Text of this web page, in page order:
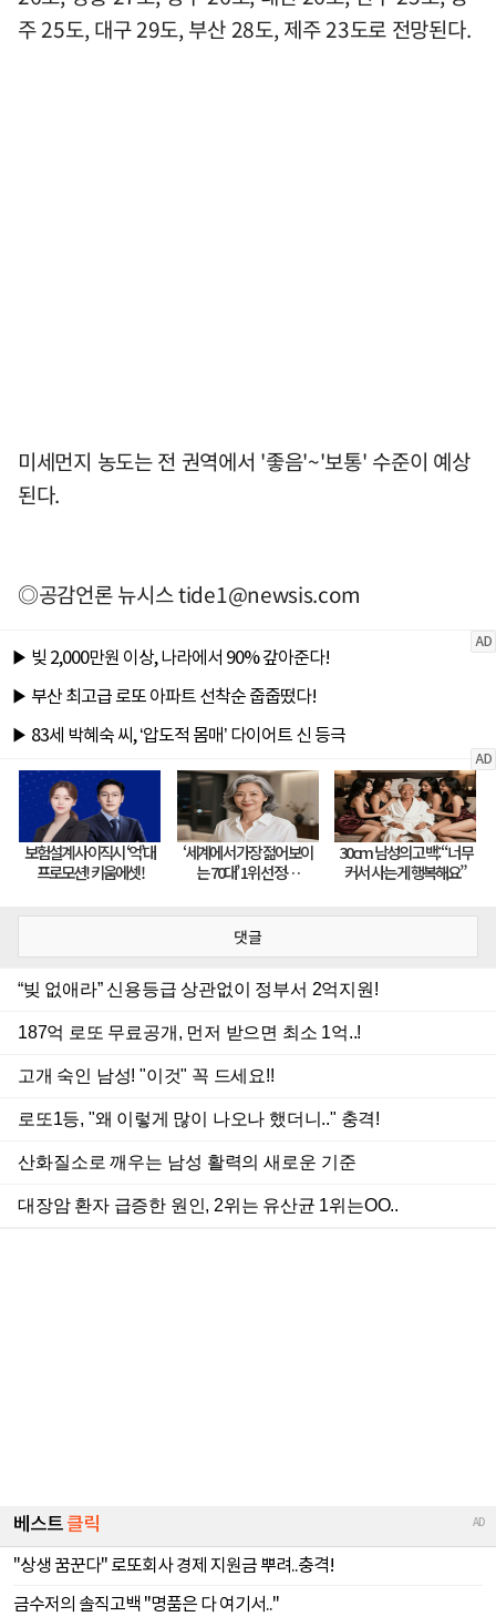
주 25도, 대구 29도, 부산 28도, 제주 23도로 전망된다.
미세먼지 농도는 전 권역에서 '좋음'~'보통' 수준이 예상
된다.
◎공감언론 뉴시스tide1@newsis.com
댓글